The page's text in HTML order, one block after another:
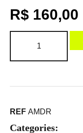
R$ 160,00
REF AMDR
Categories: